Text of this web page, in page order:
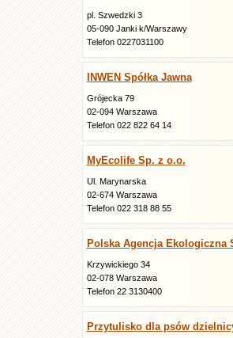
pl. Szwedzki 3
05-090 Janki k/Warszawy
Telefon 0227031100
INWEN Spółka Jawna
Grójecka 79
02-094 Warszawa
Telefon 022 822 64 14
MyEcolife Sp. z o.o.
Ul. Marynarska
02-674 Warszawa
Telefon 022 318 88 55
Polska Agencja Ekologiczna
Krzywickiego 34
02-078 Warszawa
Telefon 22 3130400
Przytulisko dla psów